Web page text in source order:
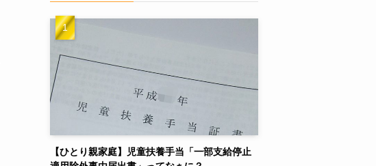
【ひとり親家庭】児童扶養手当「一部支給停止